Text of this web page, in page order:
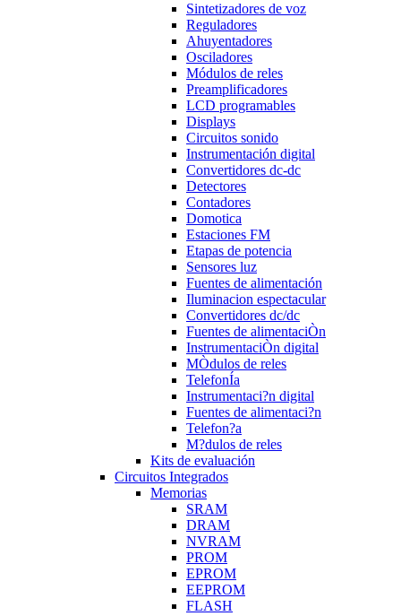
Sintetizadores de voz
Reguladores
Ahuyentadores
Osciladores
Módulos de reles
Preamplificadores
LCD programables
Displays
Circuitos sonido
Instrumentación digital
Convertidores dc-dc
Detectores
Contadores
Domotica
Estaciones FM
Etapas de potencia
Sensores luz
Fuentes de alimentación
Iluminacion espectacular
Convertidores dc/dc
Fuentes de alimentaciÒn
InstrumentaciÒn digital
MÒdulos de reles
TelefonÍa
Instrumentaci?n digital
Fuentes de alimentaci?n
Telefon?a
M?dulos de reles
Kits de evaluación
Circuitos Integrados
Memorias
SRAM
DRAM
NVRAM
PROM
EPROM
EEPROM
FLASH